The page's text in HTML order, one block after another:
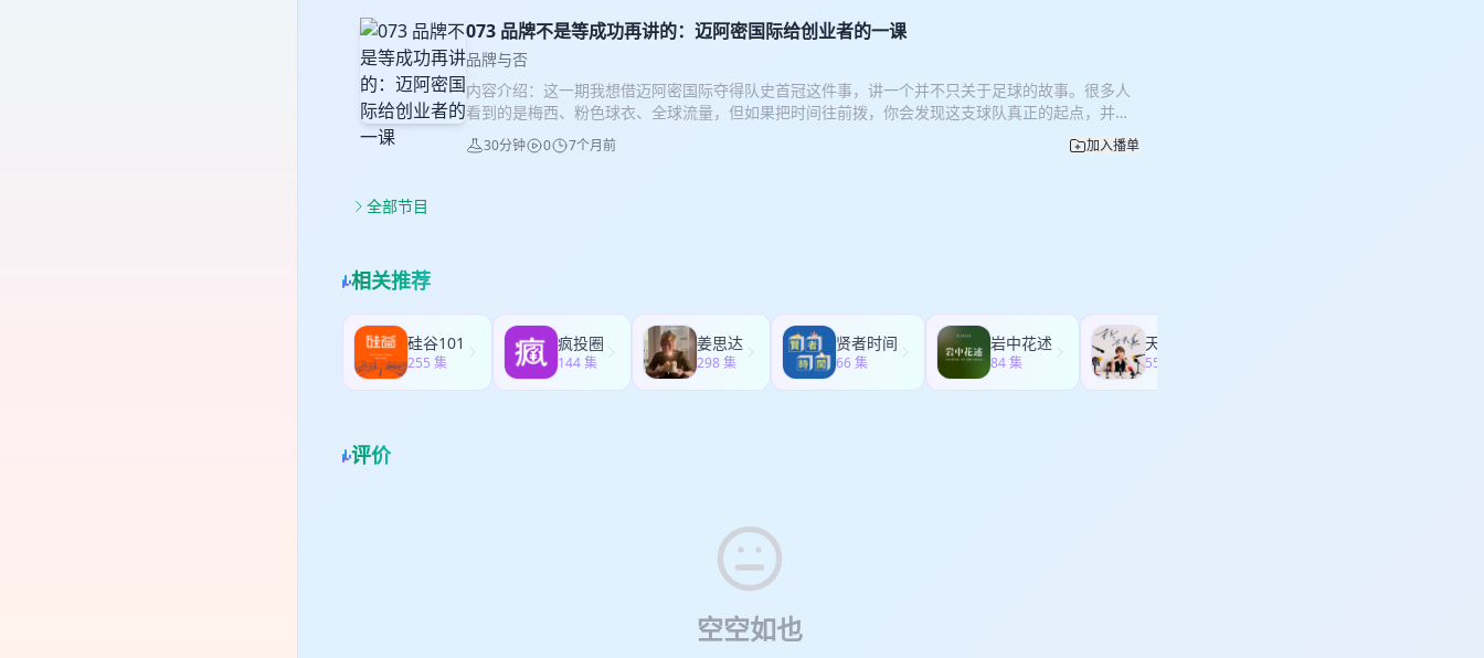
让观众反感的平衡点 。 52:53 终极心态：我更迷恋那种“小富即安”的手艺人状态 不一定要做大规模
才叫厉害，我更羡慕那些像意大利家族工厂一样，守着手艺、安于现状、服务好固定用户的品牌 。
欢迎加入我们的听友群，进群方式：添加微信 macdavid7 “岩冷”系“澜沧古茶”旗下子品牌，也是本
年度《品牌与否》冠名品牌。 岩冷取自云南布朗族茶祖【帕岩（ǎi）冷】之名。 更多品牌信息：
小红书：@岩冷 ｜ 新浪微博：@岩冷iland_tea ｜ 天猫旗舰店：岩冷旗舰店
议：视频播客比音频更能让用户产生信任感企业做播客，视频化的形式更有利于展现细节；同时聊
聊我对拓竹 3D 打印等深圳“硬核玩具”民用化的看好 。33:28 消除恐慌：用 Obsidian 记录那些我
Obsidian 里，建立自己的外挂大脑 。37:49 家具行话：为什么卖盗版的流量反而比原创好？这季
度我打算深挖家具行业，想不通为什么平台在鼓吹佛山采购、推假货流量，而让原创设计活得这么
累 。42:35 创造的快感：从堵门上的窟窿到对经典创意的反思用 3D 打印机解决生活小需求带来的
为什么后来梅西的到来，更像是一场被耐心准备了十几年的兑现，而不是偶然的奇迹。 在我看来，
迈阿密国际的成功不是运气，而是一套从 Day One 就被反复执行的品牌蓝图。 如果你正在做品
牌、做创业，或者正在为“什么时候才配谈品牌”而犹豫，这期节目，或许能给你一个不那么鸡汤、
但足够真实的参考。 时间线： 02:00 时间回到 2007 年：贝克汉姆为何在巅峰期选择 MLS 04:30
当年的 MLS 有多边缘？那份决定为什么在当时难以被理解 07:00 改变联盟的“贝克汉姆效应”：规
则、关注度与商业模型的转向 10:30 那颗真正的“种子”：2500 万美元的扩张条款意味着什么 12:30
为什么是迈阿密？一座失败过的城市 + 被忽视的足球人口 15:30 主场难题与合伙人转折：这不是钱
店：岩冷旗舰店
073 品牌不是等成功再讲的：迈阿密国际给创业者的一课
品牌与否
内容介绍：这一期我想借迈阿密国际夺得队史首冠这件事，讲一个并不只关于足球的故事。很多人
看到的是梅西、粉色球衣、全球流量，但如果把时间往前拨，你会发现这支球队真正的起点，并不
在 2023 年，而是在 2007 年——贝克汉姆加盟洛杉矶银河的那份“看起来没人当回事”的合同里。这
期节目，我尝试用创业者和品牌视角，完整拆解迈阿密国际从无到有的过程：为什么选择迈阿密？
度与商业模型的转向10:30 那颗真正的“种子”：2500 万美元的扩张条款意味着什么12:30 为什么是
迈阿密？一座失败过的城市 + 被忽视的足球人口15:30 主场难题与合伙人转折：这不是钱的问题，
而是本地生态18:30 “Inter Miami”这个名字本身，就是一次品牌立场的选择20:30 粉色、队徽与
Freedom to Dream：价值观如何被视觉化24:00 梅西不是奇迹，而是兑现：长期准备如何等来关
30分钟 0 7个月前 加入播单
全部节目
相关推荐
硅谷101
255 集
疯投圈
144 集
姜思达
298 集
贤者时间
66 集
岩中花述
84 集
天真不天真
55 集
评价
空空如也